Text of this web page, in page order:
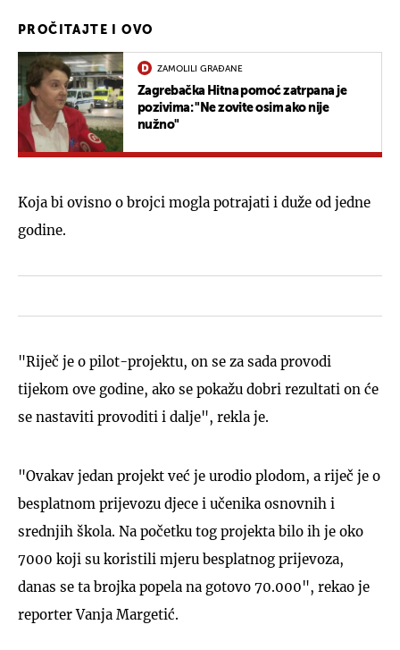
PROČITAJTE I OVO
ZAMOLILI GRAĐANE
Zagrebačka Hitna pomoć zatrpana je
pozivima: "Ne zovite osim ako nije
nužno"
Koja bi ovisno o brojci mogla potrajati i duže od jedne
godine.
"Riječ je o pilot-projektu, on se za sada provodi
tijekom ove godine, ako se pokažu dobri rezultati on će
se nastaviti provoditi i dalje", rekla je.
"Ovakav jedan projekt već je urodio plodom, a riječ je o
besplatnom prijevozu djece i učenika osnovnih i
srednjih škola. Na početku tog projekta bilo ih je oko
7000 koji su koristili mjeru besplatnog prijevoza,
danas se ta brojka popela na gotovo 70.000", rekao je
reporter Vanja Margetić.